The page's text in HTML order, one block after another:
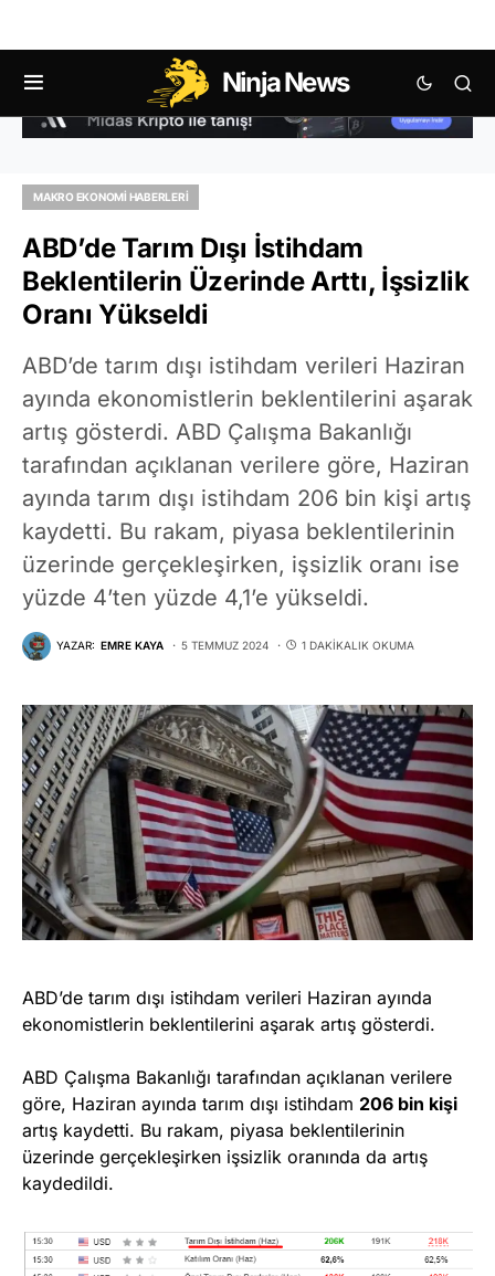
Ninja News
MAKRO EKONOMI HABERLERI
ABD’de Tarım Dışı İstihdam
Beklentilerin Üzerinde Arttı, İşsizlik
Oranı Yükseldi
ABD’de tarım dışı istihdam verileri Haziran
ayında ekonomistlerin beklentilerini aşarak
artış gösterdi. ABD Çalışma Bakanlığı
tarafından açıklanan verilere göre, Haziran
ayında tarım dışı istihdam 206 bin kişi artış
kaydetti. Bu rakam, piyasa beklentilerinin
üzerinde gerçekleşirken, işsizlik oranı ise
yüzde 4’ten yüzde 4,1’e yükseldi.
YAZAR: EMRE KAYA 5 TEMMUZ 2024 1 DAKIKALIK OKUMA
ABD’de tarım dışı istihdam verileri Haziran ayında
ekonomistlerin beklentilerini aşarak artış gösterdi.
ABD Çalışma Bakanlığı tarafından açıklanan verilere
göre, Haziran ayında tarım dışı istihdam 206 bin kişi
artış kaydetti. Bu rakam, piyasa beklentilerinin
üzerinde gerçekleşirken işsizlik oranında da artış
kaydedildi.